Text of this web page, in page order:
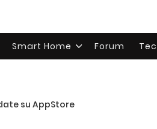
Smart Home Forum
su AppStore